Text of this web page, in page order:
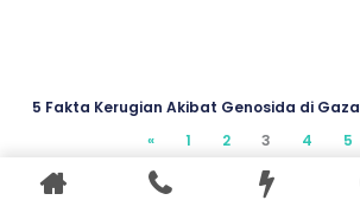
5 Fakta Kerugian Akibat Genosida di Gaza
«
2 3 4 5